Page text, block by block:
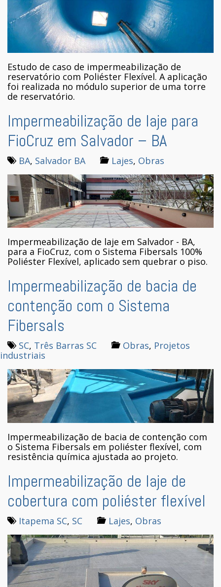
Estudo de caso de impermeabilização de
reservatório com Poliéster Flexível. A aplicação
foi realizada no módulo superior de uma torre
de reservatório.
Impermeabilização de laje para
FioCruz em Salvador – BA
BA, Salvador BA Lajes, Obras
Impermeabilização de laje em Salvador - BA,
para a FioCruz, com o Sistema Fibersals 100%
Poliéster Flexível, aplicado sem quebrar o piso.
Impermeabilização de bacia de
contenção com o Sistema
Fibersals
SC, Três Barras SC Obras, Projetos
industriais
Impermeabilização de bacia de contenção com
o Sistema Fibersals em poliéster flexível, com
resistência química ajustada ao projeto.
Impermeabilização de laje de
cobertura com poliéster flexível
Itapema SC, SC Lajes, Obras